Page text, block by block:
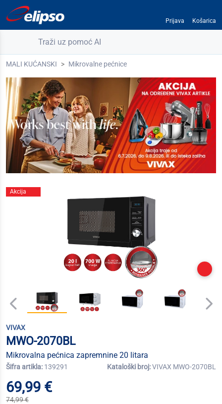
Prijava Košarica
Traži uz pomoć AI
MALI KUĆANSKI Mikrovalne pećnice
Akcija
VIVAX
MWO-2070BL
Mikrovalna pećnica zapremnine 20 litara
Šifra artikla: 139291 Kataloški broj:VIVAX MWO-2070BL
69,99 €
74,99 €